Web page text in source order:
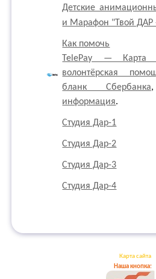
Детские
и Марафон "Твой
Как помочь
TelePay — Карта
волонтёрская
бланк Сбербанка
информация.
Студия Дар-1
Студия Дар-2
Студия Дар-3
Студия Дар-4
Карта сайта
Наша кнопка: